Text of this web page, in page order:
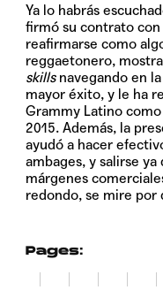
Ya lo habrás
firmó su contrato con
reafirmarse como
reggaetonero,
skillsnavegando en la
mayor éxito, y le ha
Grammy Latino como
2015. Además, la
ayudó a hacer
ambages, y salirse
márgenes
redondo, se mire por
Pages:
2 3 4 5